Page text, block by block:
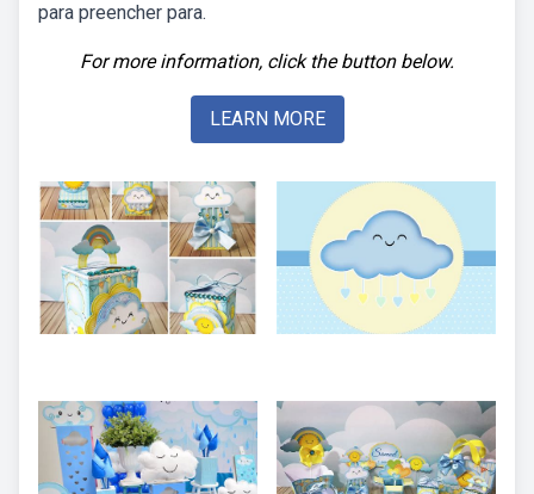
para preencher para.
For more information, click the button below.
LEARN MORE